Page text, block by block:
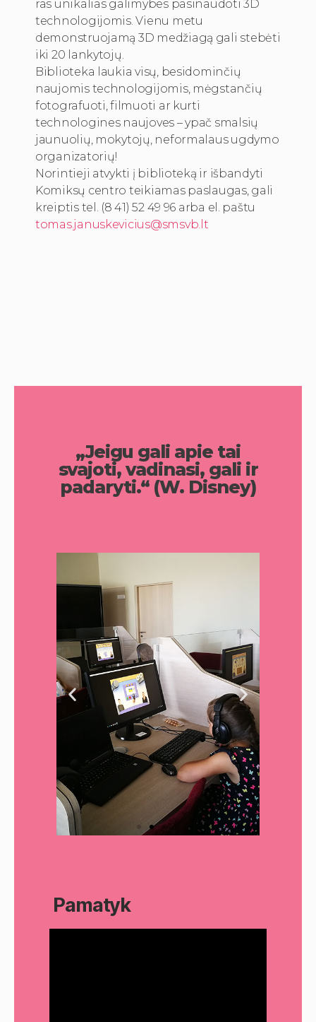
ras unikalias galimybes pasinaudoti 3D
technologijomis. Vienu metu
demonstruojamą 3D medžiagą gali stebėti
iki 20 lankytojų.
Biblioteka laukia visų, besidominčių
naujomis technologijomis, mėgstančių
fotografuoti, filmuoti ar kurti
technologines naujoves – ypač smalsių
jaunuolių, mokytojų, neformalaus ugdymo
organizatorių!
Norintieji atvykti į biblioteką ir išbandyti
Komiksų centro teikiamas paslaugas, gali
kreiptis tel. (8 41) 52 49 96 arba el. paštu
tomas.januskevicius@smsvb.lt
„Jeigu gali apie tai
svajoti, vadinasi, gali ir
padaryti.“ (W. Disney)
Pamatyk